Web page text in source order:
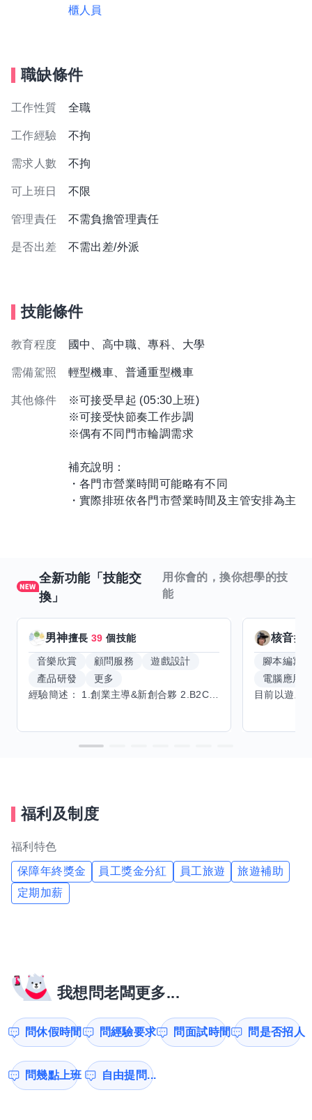
櫃人員
職缺條件
工作性質 全職
工作經驗 不拘
需求人數 不拘
可上班日 不限
管理責任 不需負擔管理責任
是否出差 不需出差/外派
技能條件
教育程度 國中、高中職、專科、大學
需備駕照 輕型機車、普通重型機車
其他條件
※可接受早起 (05:30上班)
※可接受快節奏工作步調
※偶有不同門市輪調需求
補充說明：
・各門市營業時間可能略有不同
・實際排班依各門市營業時間及主管安排為主
全新功能「技能交
換」
用你會的，換你想學的技
能
男神擅長39 個技能
音樂欣賞 顧問服務
遊戲設計
產品研發
更多
核音擅
腳本編寫
電腦應用
福利及制度
福利特色
保障年終獎金 員工獎金分紅 員工旅遊
旅遊補助
定期加薪
我想問老闆更多...
問休假時間 問經驗要求 問面試時間 問是否招人
問幾點上班 自由提問...